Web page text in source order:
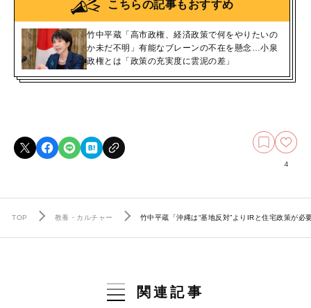
こちらの記事もおすすめ
竹中平蔵「高市政権、経済政策で何をやりたいの
か未だ不明」有能なブレーンの不在を懸念…小泉
政権とは「政策の充実度に雲泥の差」
4
TOP 教養・カルチャー 竹中平蔵「沖縄は“基地反対”よりIRと住宅政策が
関連記事